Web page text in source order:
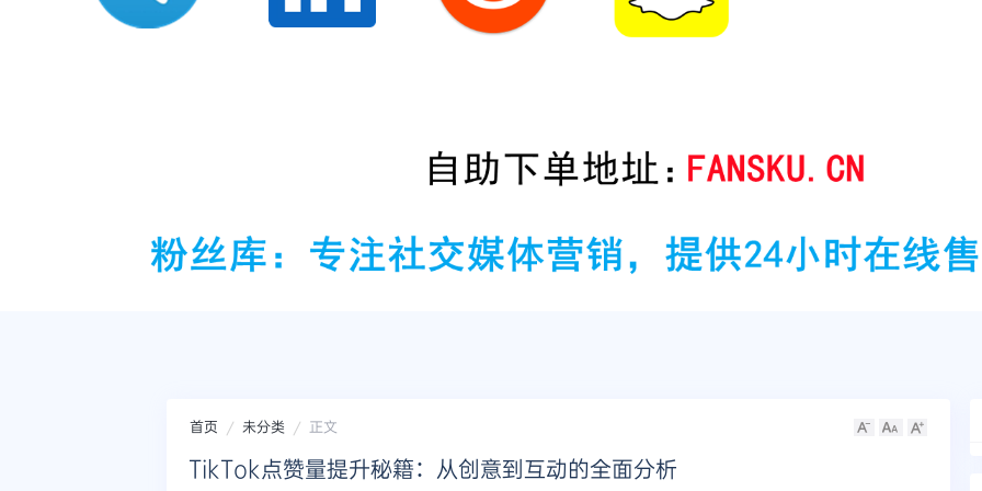
首页 未分类 正文
TikTok点赞量提升秘籍：从创意到互动的全面分析